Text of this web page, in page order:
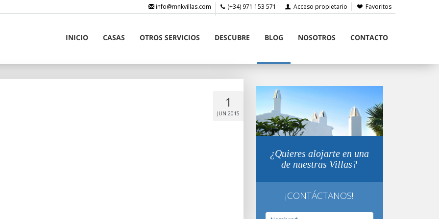
Favoritos
Acceso propietario
(+34) 971 153 571
info@mnkvillas.com
INICIO CASAS OTROS SERVICIOS DESCUBRE BLOG NOSOTROS CONTACTO
1
JUN 2015
¿Quieres alojarte en una
de nuestras Villas?
¡CONTÁCTANOS!